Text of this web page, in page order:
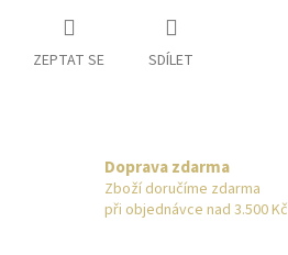
ZEPTAT SE SDÍLET
Doprava zdarma
Zboží doručíme zdarma
při objednávce nad 3.500 Kč